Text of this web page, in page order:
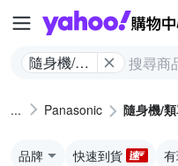
隨身機/類
Panasonic 隨身機/
品牌 快速到貨